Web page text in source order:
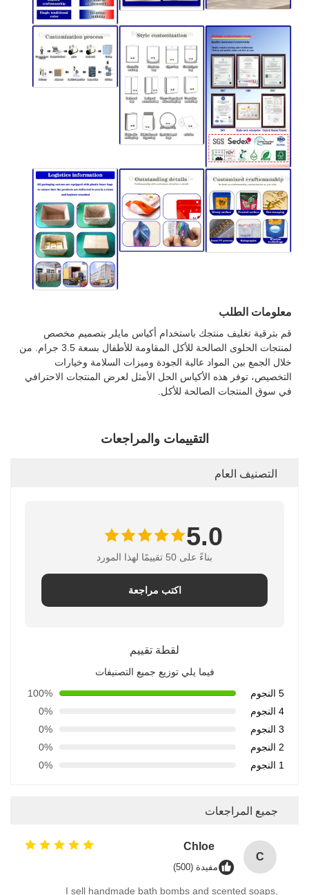
معلومات الطلب
قم بترقية تغليف منتجك باستخدام أكياس مايلر بتصميم مخصص
لمنتجات الحلوى الصالحة للأكل المقاومة للأطفال بسعة 3.5 جرام. من
خلال الجمع بين المواد عالية الجودة وميزات السلامة وخيارات
التخصيص، توفر هذه الأكياس الحل الأمثل لعرض المنتجات الاحترافي
في سوق المنتجات الصالحة للأكل.
التقييمات والمراجعات
التصنيف العام
5.0
بناءً على 50 تقييمًا لهذا المورد
اكتب مراجعة
لقطة تقييم
فيما يلي توزيع جميع التصنيفات
5 النجوم
100%
4 النجوم
0%
3 النجوم
0%
2 النجوم
0%
1 النجوم
0%
جميع المراجعات
C
Chloe
مفيدة (500)
I sell handmade bath bombs and scented soaps,